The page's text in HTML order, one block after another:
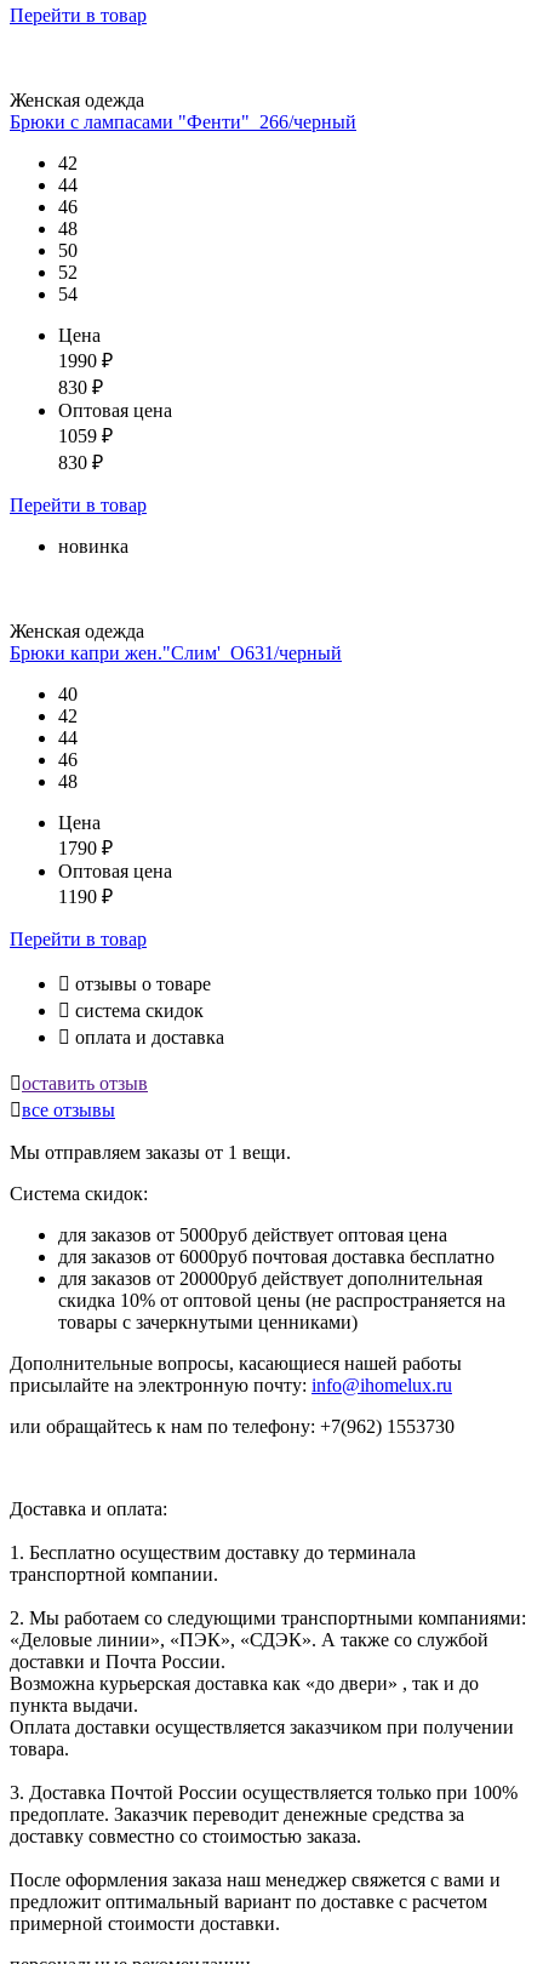
Перейти в товар
Женская одежда
Брюки с лампасами "Фенти"_266/черный
42
44
46
48
50
52
54
Цена
1990 ₽
830 ₽
Оптовая цена
1059 ₽
830 ₽
Перейти в товар
новинка
Женская одежда
Брюки капри жен."Слим'_О631/черный
40
42
44
46
48
Цена
1790 ₽
Оптовая цена
1190 ₽
Перейти в товар
 отзывы о товаре
 система скидок
 оплата и доставка
оставить отзыв
все отзывы
Мы отправляем заказы от 1 вещи.
Система скидок:
для заказов от 5000руб действует оптовая цена
для заказов от 6000руб почтовая доставка бесплатно
для заказов от 20000руб действует дополнительная
скидка 10% от оптовой цены (не распространяется на
товары с зачеркнутыми ценниками)
Дополнительные вопросы, касающиеся нашей работы
присылайте на электронную почту: info@ihomelux.ru
или обращайтесь к нам по телефону: +7(962) 1553730
Доставка и оплата:
1. Бесплатно осуществим доставку до терминала
транспортной компании.
2. Мы работаем со следующими транспортными компаниями:
«Деловые линии», «ПЭК», «СДЭК». А также со службой
доставки и Почта России.
Возможна курьерская доставка как «до двери» , так и до
пункта выдачи.
Оплата доставки осуществляется заказчиком при получении
товара.
3. Доставка Почтой России осуществляется только при 100%
предоплате. Заказчик переводит денежные средства за
доставку совместно со стоимостью заказа.
После оформления заказа наш менеджер свяжется с вами и
предложит оптимальный вариант по доставке с расчетом
примерной стоимости доставки.